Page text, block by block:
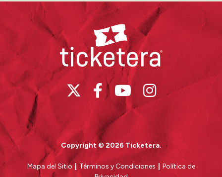
Ticketera
Copyright © 2026 Ticketera.
Mapa del Sitio | Términos y Condiciones
Política de